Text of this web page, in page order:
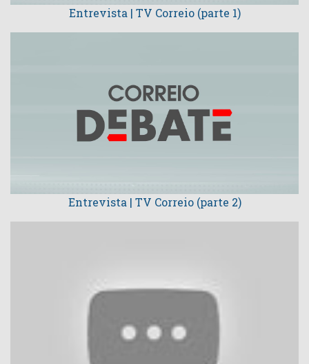
Entrevista | TV Correio (parte 1)
Entrevista | TV Correio (parte 2)